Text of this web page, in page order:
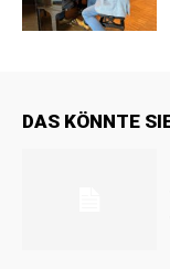
DAS KÖNNTE